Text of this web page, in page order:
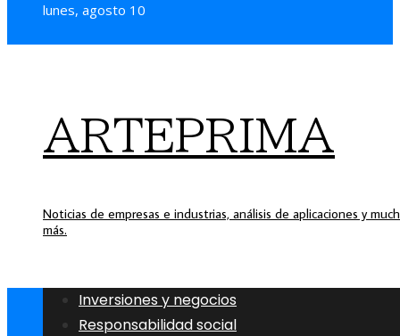
lunes, agosto 10
ARTEPRIMA
Noticias de empresas e industrias, análisis de aplicaciones y
más.
Inversiones y negocios
Responsabilidad social